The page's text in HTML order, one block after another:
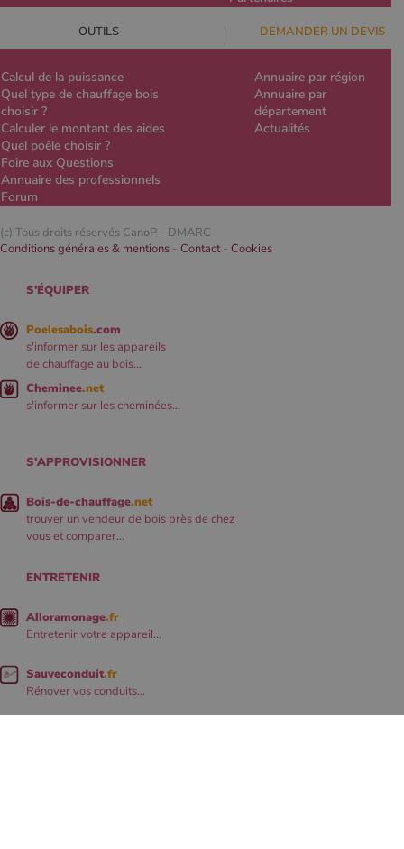
OUTILS DEMANDER UN DEVIS
Calcul de la puissance
Quel type de chauffage bois
choisir ?
Calculer le montant des aides
Quel poêle choisir ?
Foire aux Questions
Annuaire des professionnels
Forum
Annuaire par région
Annuaire par
département
Actualités
(c) Tous droits réservés CanoP - DMARC
Conditions générales & mentions - Contact- Cookies
S'ÉQUIPER
Poelesabois.com
s'informer sur les appareils
de chauffage au bois...
Cheminee.net
s'informer sur les cheminées...
S'APPROVISIONNER
Bois-de-chauffage.net
trouver un vendeur de bois près de chez
vous et comparer...
ENTRETENIR
Alloramonage.fr
Entretenir votre appareil...
Sauveconduit.fr
Rénover vos conduits...